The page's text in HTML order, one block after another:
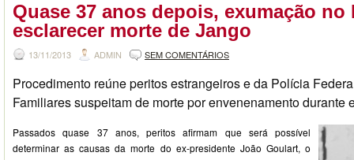
Quase 37 anos depois, exumação no
esclarecer morte de Jango
13/11/2013 ADMIN SEM COMENTÁRIOS
Procedimento reúne peritos estrangeiros e da Polícia
Familiares suspeitam de morte por envenenamento durante
Passados quase 37 anos, peritos afirmam que será possível
determinar as causas da morte do ex-presidente João Goulart, o